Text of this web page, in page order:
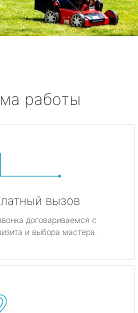
работы
вызов
договариваемся с
и выбора мастера.